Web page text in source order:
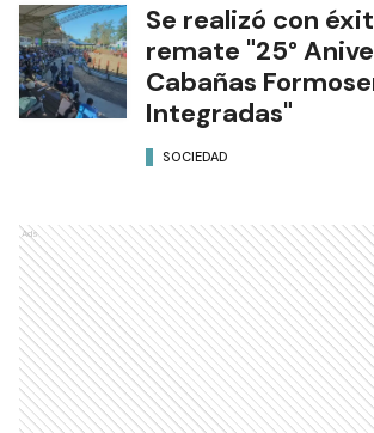
Se realizó con
remate "25°
Cabañas
Integradas"
SOCIEDAD
Ads